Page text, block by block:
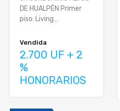
DE HUALPÉN Primer
piso: Living…
Vendida
2.700 UF + 2
%
HONORARIOS